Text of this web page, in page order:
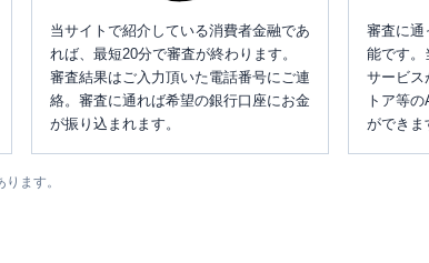
当サイトで紹介している消費者金融であ
れば、最短20分で審査が終わります。
審査結果はご入力頂いた電話番号にご連
絡。審査に通れば希望の銀行口座にお金
が振り込まれます。
審査に通
能です。
サービス
トア等
ができま
ます。